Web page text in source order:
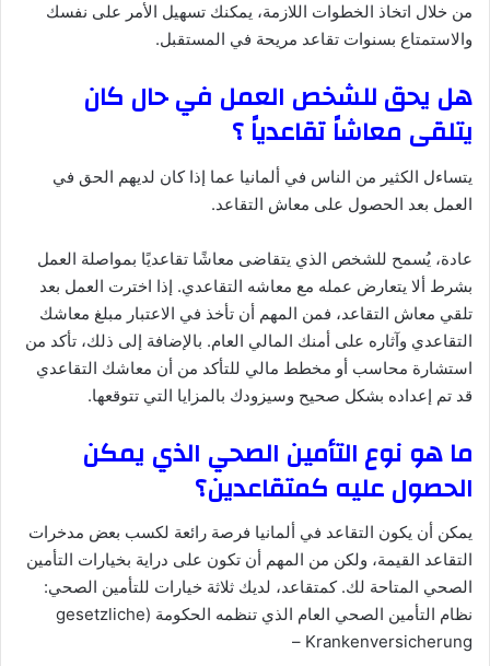
من خلال اتخاذ الخطوات اللازمة، يمكنك تسهيل الأمر على نفسك
والاستمتاع بسنوات تقاعد مريحة في المستقبل.
هل يحق للشخص العمل في حال كان
يتلقى معاشاً تقاعدياً ؟
يتساءل الكثير من الناس في ألمانيا عما إذا كان لديهم الحق في
العمل بعد الحصول على معاش التقاعد.
عادة، يُسمح للشخص الذي يتقاضى معاشًا تقاعديًا بمواصلة العمل
بشرط ألا يتعارض عمله مع معاشه التقاعدي. إذا اخترت العمل بعد
تلقي معاش التقاعد، فمن المهم أن تأخذ في الاعتبار مبلغ معاشك
التقاعدي وآثاره على أمنك المالي العام. بالإضافة إلى ذلك، تأكد من
استشارة محاسب أو مخطط مالي للتأكد من أن معاشك التقاعدي
قد تم إعداده بشكل صحيح وسيزودك بالمزايا التي تتوقعها.
ما هو نوع التأمين الصحي الذي يمكن
الحصول عليه كمتقاعدين؟
يمكن أن يكون التقاعد في ألمانيا فرصة رائعة لكسب بعض مدخرات
التقاعد القيمة، ولكن من المهم أن تكون على دراية بخيارات التأمين
الصحي المتاحة لك. كمتقاعد، لديك ثلاثة خيارات للتأمين الصحي:
نظام التأمين الصحي العام الذي تنظمه الحكومة (gesetzliche
Krankenversicherung –